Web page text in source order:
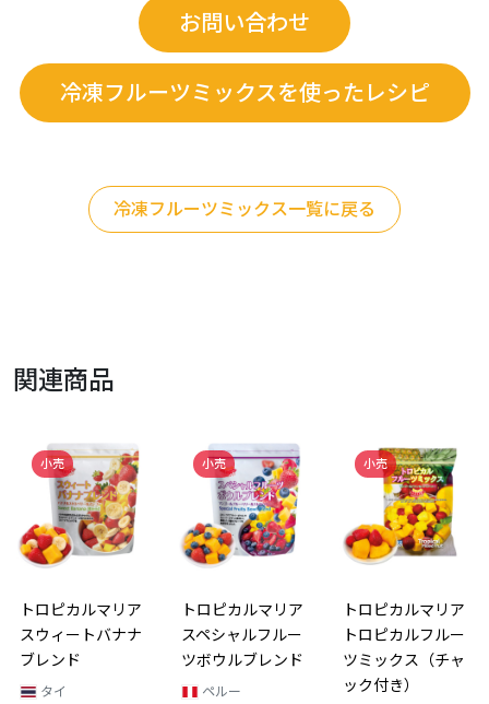
お問い合わせ
冷凍フルーツミックスを使ったレシピ
冷凍フルーツミックス一覧に戻る
関連商品
小売
トロピカルマリア
スウィートバナナ
ブレンド
タイ
小売
トロピカルマリア
スペシャルフルー
ツボウルブレンド
ペルー
小売
トロピカルマリア
トロピカルフルー
ツミックス（チャ
ック付き）